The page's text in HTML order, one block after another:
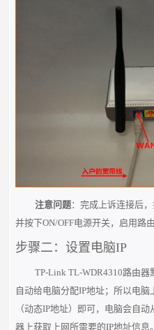
注意问题：完成上诉连接后，
并按下ON/OFF电源开关，启用路由
步骤二：设置电脑IP
TP-Link TL-WDR4310路由器
自动给电脑分配IP地址；所以电
（动态IP地址）即可，电脑会自动
器上获取上网所需要的IP地址信